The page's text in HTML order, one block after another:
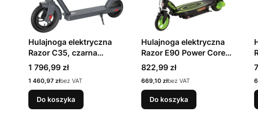
Hulajnoga elektryczna
Razor C35, czarna
(13173822)
Cena
1 796,99 zł
Cena
1 460,97 złbez VAT
Do koszyka
Hulajnoga elektryczna
Razor E90 Power Core
(13173802)
Cena
822,99 zł
Cena
669,10 złbez VAT
Do koszyka